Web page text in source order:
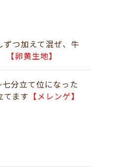
つ加えて混ぜ、牛
【卵黄生地】
分立て位になった
てます 【メレンゲ】